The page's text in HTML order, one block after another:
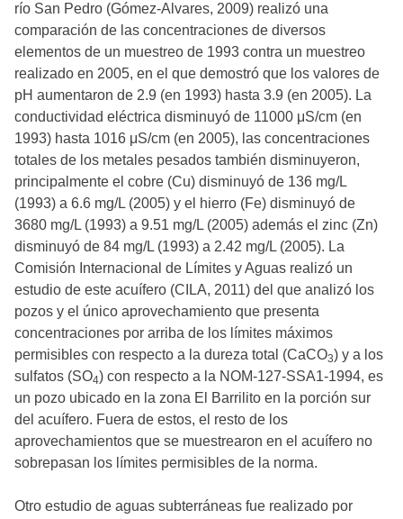
río San Pedro (Gómez-Alvares, 2009) realizó una
comparación de las concentraciones de diversos
elementos de un muestreo de 1993 contra un muestreo
realizado en 2005, en el que demostró que los valores de
pH aumentaron de 2.9 (en 1993) hasta 3.9 (en 2005). La
conductividad eléctrica disminuyó de 11000 μS/cm (en
1993) hasta 1016 μS/cm (en 2005), las concentraciones
totales de los metales pesados también disminuyeron,
principalmente el cobre (Cu) disminuyó de 136 mg/L
(1993) a 6.6 mg/L (2005) y el hierro (Fe) disminuyó de
3680 mg/L (1993) a 9.51 mg/L (2005) además el zinc (Zn)
disminuyó de 84 mg/L (1993) a 2.42 mg/L (2005). La
Comisión Internacional de Límites y Aguas realizó un
estudio de este acuífero (CILA, 2011) del que analizó los
pozos y el único aprovechamiento que presenta
concentraciones por arriba de los límites máximos
permisibles con respecto a la dureza total (CaCO3) y a los
sulfatos (SO4) con respecto a la NOM-127-SSA1-1994, es
un pozo ubicado en la zona El Barrilito en la porción sur
del acuífero. Fuera de estos, el resto de los
aprovechamientos que se muestrearon en el acuífero no
sobrepasan los límites permisibles de la norma.
Otro estudio de aguas subterráneas fue realizado por